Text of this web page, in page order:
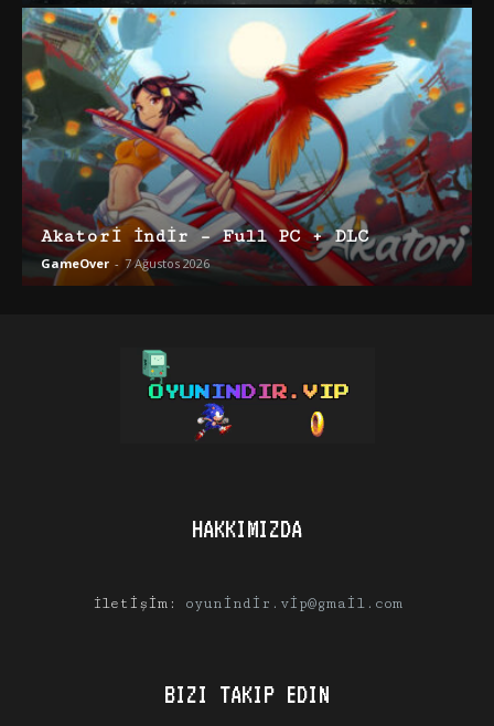
Akatori İndir – Full PC + DLC
GameOver - 7 Ağustos 2026
HAKKIMIZDA
İletişim: oyunindir.vip@gmail.com
BIZI TAKIP EDIN